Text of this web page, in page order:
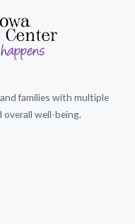
families with multiple
well-being.